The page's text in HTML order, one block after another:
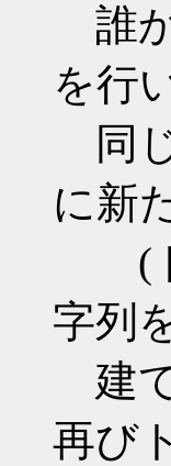
誰
を行
同
に新
(ト
字列
建
再び